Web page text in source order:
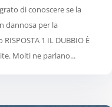
grato di conoscere se la
dannosa per la
1 IL DUBBIO È
Molti ne parlano...